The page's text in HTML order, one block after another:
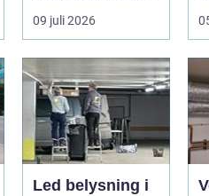
och skapa säkra
m...
09 juli 2026
Led belysning i